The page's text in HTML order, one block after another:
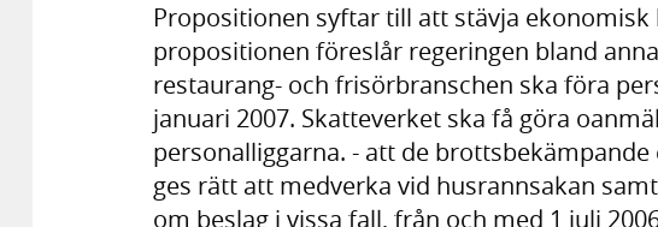
Propositionen syftar till att stävja
propositionen föreslår regeringen bland
restaurang- och frisörbranschen ska föra
januari 2007. Skatteverket ska få göra
personalliggarna. - att de
ges rätt att medverka vid husrannsakan
om beslag i vissa fall, från och med 1 juli